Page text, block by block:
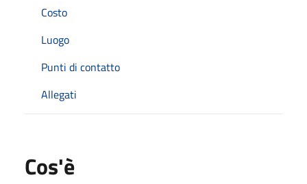
Costo
Luogo
Punti di contatto
Allegati
Cos'è